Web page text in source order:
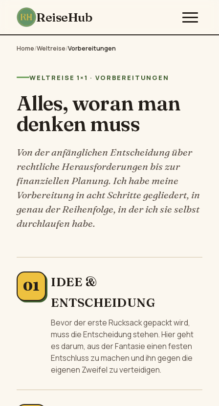
ReiseHub
Home/Weltreise/Vorbereitungen
WELTREISE 1×1 · VORBEREITUNGEN
Alles, woran man
denken muss
Von der anfänglichen Entscheidung über
rechtliche Herausforderungen bis zur
finanziellen Planung. Ich habe meine
Vorbereitung in acht Schritte gegliedert, in
genau der Reihenfolge, in der ich sie selbst
durchlaufen habe.
IDEE &
ENTSCHEIDUNG
Bevor der erste Rucksack gepackt wird,
muss die Entscheidung stehen. Hier geht
es darum, aus der Fantasie einen festen
Entschluss zu machen und ihn gegen die
eigenen Zweifel zu verteidigen.